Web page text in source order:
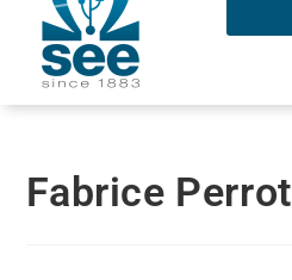
Fabrice Perrot